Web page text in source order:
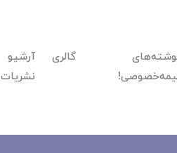
گالری
آرشیو
نشریات